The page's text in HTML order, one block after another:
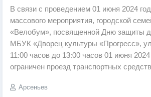
В связи с проведением 01 июня 2024
массового мероприятия, городской
«Велобум», посвященной Дню защиты
МБУК «Дворец культуры «Прогресс»,
11:00 часов до 13:00 часов 01 июня
ограничен проезд транспортных средств
Арсеньев